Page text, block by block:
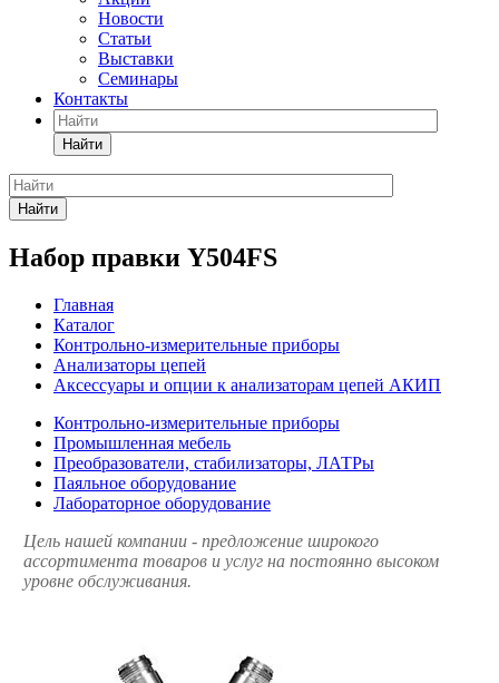
Новости
Статьи
Выставки
Семинары
Контакты
Найти
Найти
Набор правки Y504FS
Главная
Каталог
Контрольно-измерительные приборы
Анализаторы цепей
Аксессуары и опции к анализаторам цепей АКИП
Контрольно-измерительные приборы
Промышленная мебель
Преобразователи, стабилизаторы, ЛАТРы
Паяльное оборудование
Лабораторное оборудование
Цель нашей компании - предложение широкого
ассортимента товаров и услуг на постоянно высоком
уровне обслуживания.